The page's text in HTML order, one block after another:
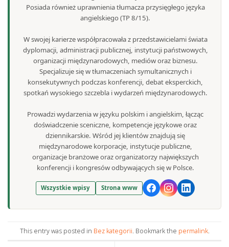
Posiada również uprawnienia tłumacza przysięgłego języka
angielskiego (TP 8/15).
W swojej karierze współpracowała z przedstawicielami świata
dyplomacji, administracji publicznej, instytucji państwowych,
organizacji międzynarodowych, mediów oraz biznesu.
Specjalizuje się w tłumaczeniach symultanicznych i
konsekutywnych podczas konferencji, debat eksperckich,
spotkań wysokiego szczebla i wydarzeń międzynarodowych.
Prowadzi wydarzenia w języku polskim i angielskim, łącząc
doświadczenie sceniczne, kompetencje językowe oraz
dziennikarskie. Wśród jej klientów znajdują się
międzynarodowe korporacje, instytucje publiczne,
organizacje branżowe oraz organizatorzy największych
konferencji i kongresów odbywających się w Polsce.
Wszystkie wpisy Strona www
This entry was posted in Bez kategorii. Bookmark the permalink.